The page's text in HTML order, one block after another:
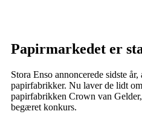
Papirmarkedet er
Stora Enso annoncerede sidste
papirfabrikker. Nu laver de lidt
papirfabrikken Crown van
begæret konkurs.